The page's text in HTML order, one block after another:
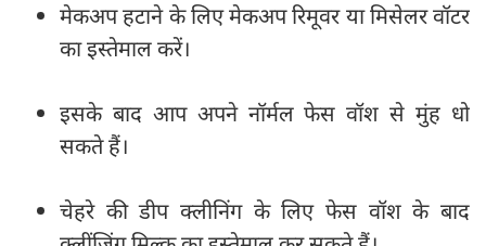
मेकअप हटाने के लिए मेकअप रिमूवर या मिसेलर वॉटर
का इस्तेमाल करें।
इसके बाद आप अपने नॉर्मल फेस वॉश से मुंह धो
सकते हैं।
चेहरे की डीप क्लीनिंग के लिए फेस वॉश के बाद